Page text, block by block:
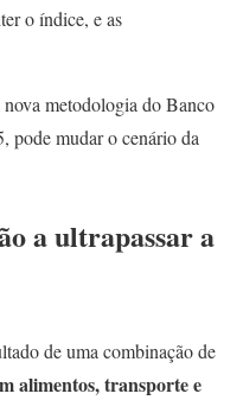
o índice, e as
metodologia do Banco
pode mudar o cenário da
a ultrapassar a
de uma combinação de
alimentos, transporte e